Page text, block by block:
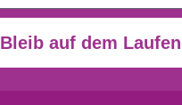
Bleib auf dem